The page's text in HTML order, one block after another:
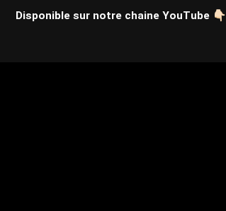
Disponible sur notre chaine YouTube 👇🏻